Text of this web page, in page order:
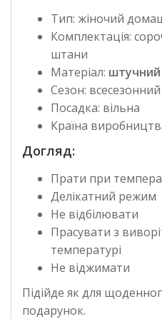
Тип: жіночий
Комплектація:
штани
Матеріал:
Сезон: всесезонний
Посадка: вільна
Країна
Догляд:
Прати при
Делікатний режим
Не відбілювати
Прасувати з
температурі
Не віджимати
Підійде як для
подарунок.